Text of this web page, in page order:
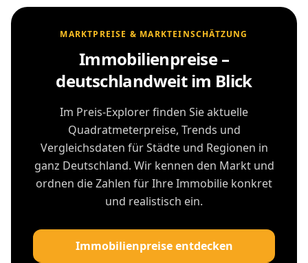
MARKTPREISE & MARKTEINSCHÄTZUNG
Immobilienpreise –
deutschlandweit im Blick
Im Preis-Explorer finden Sie aktuelle
Quadratmeterpreise, Trends und
Vergleichsdaten für Städte und Regionen in
ganz Deutschland. Wir kennen den Markt und
ordnen die Zahlen für Ihre Immobilie konkret
und realistisch ein.
Immobilienpreise entdecken